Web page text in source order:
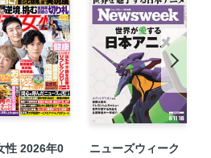
性 2026年0
ニューズウィーク